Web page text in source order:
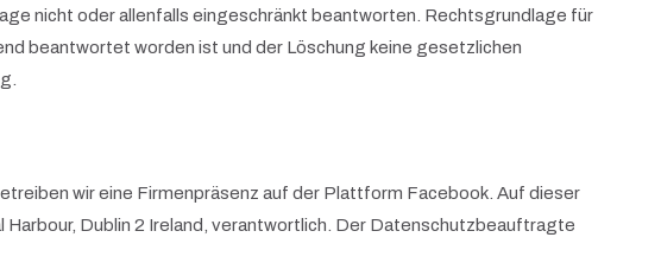
nicht oder allenfalls eingeschränkt beantworten. Rechtsgrundlage für
beantwortet worden ist und der Löschung keine gesetzlichen
wir eine Firmenpräsenz auf der Plattform Facebook. Auf dieser
Dublin 2 Ireland, verantwortlich. Der Datenschutzbeauftragte